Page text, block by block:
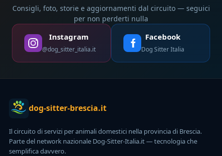
Consigli, foto, storie e aggiornamenti dal circuito — seguici
per non perderti nulla
Instagram
@dog_sitter_italia.it
Facebook
Dog Sitter Italia
dog-sitter-brescia.it
Il circuito di servizi per animali domestici nella provincia di Brescia.
Parte del network nazionale Dog-Sitter-Italia.it — tecnologia che
semplifica davvero.